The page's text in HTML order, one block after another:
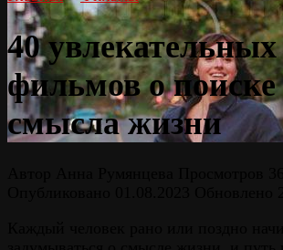
40 увлекательных
фильмов о поиске
смысла жизни